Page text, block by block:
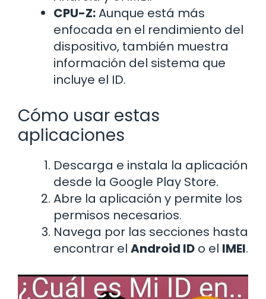
CPU-Z:Aunque está más
enfocada en el rendimiento del
dispositivo, también muestra
información del sistema que
incluye el ID.
Cómo usar estas
aplicaciones
Descarga e instala la aplicación
desde la Google Play Store.
Abre la aplicación y permite los
permisos necesarios.
Navega por las secciones hasta
encontrar el Android ID o el IMEI.